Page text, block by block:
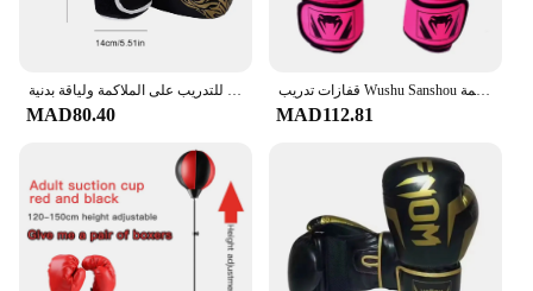
حقيبة ملاكمة قابلة للنفخ ، حقيبة ملاكمة قابلة للنفخ للأطفال البالغين ، حقيبة رمل للتدريب على الملاكمة ولياقة بدنية
MAD80.40
قفازات تدريب Wushu Sanshou للأطفال والكبار ، حماة اليد ، رياضة القتال ، اللياقة البدنية ، التايكوندو ، الملاكمة
MAD112.81